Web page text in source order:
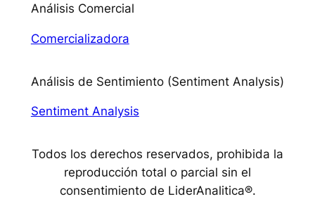
Análisis Comercial
Comercializadora
Análisis de Sentimiento (Sentiment Analysis)
Sentiment Analysis
Todos los derechos reservados, prohibida la
reproducción total o parcial sin el
consentimiento de LiderAnalitica®.